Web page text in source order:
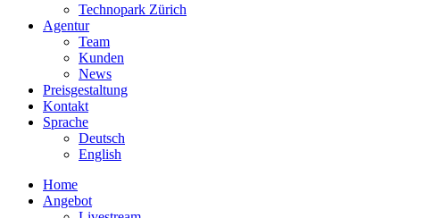
Technopark Zürich
Agentur
Team
Kunden
News
Preisgestaltung
Kontakt
Sprache
Deutsch
English
Home
Angebot